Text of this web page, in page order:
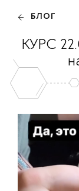
БЛОГ
КУРС